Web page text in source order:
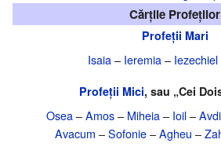
Cărțile Profeților
Profeții Mari
Isaia– Ieremia– Iezechiel
Profeții Mici, sau „Cei
Osea–Amos– Miheia– Ioil–
Avacum –Sofonie–Agheu –